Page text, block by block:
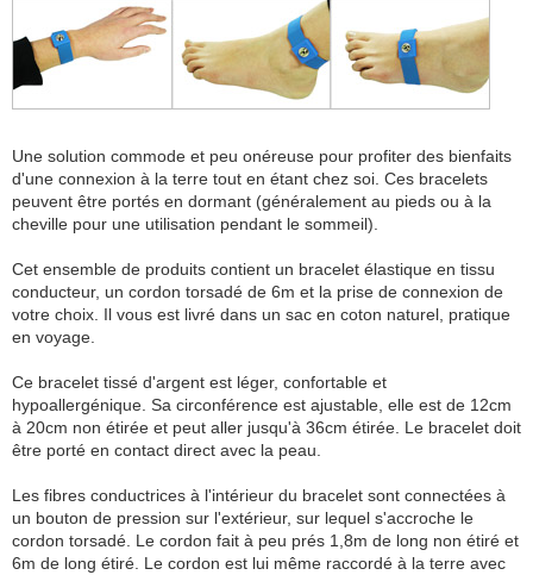
Une solution commode et peu onéreuse pour profiter des bienfaits
d'une connexion à la terre tout en étant chez soi. Ces bracelets
peuvent être portés en dormant (généralement au pieds ou à la
cheville pour une utilisation pendant le sommeil).
Cet ensemble de produits contient un bracelet élastique en tissu
conducteur, un cordon torsadé de 6m et la prise de connexion de
votre choix. Il vous est livré dans un sac en coton naturel, pratique
en voyage.
Ce bracelet tissé d'argent est léger, confortable et
hypoallergénique. Sa circonférence est ajustable, elle est de 12cm
à 20cm non étirée et peut aller jusqu'à 36cm étirée. Le bracelet doit
être porté en contact direct avec la peau.
Les fibres conductrices à l'intérieur du bracelet sont connectées à
un bouton de pression sur l'extérieur, sur lequel s'accroche le
cordon torsadé. Le cordon fait à peu prés 1,8m de long non étiré et
6m de long étiré. Le cordon est lui même raccordé à la terre avec